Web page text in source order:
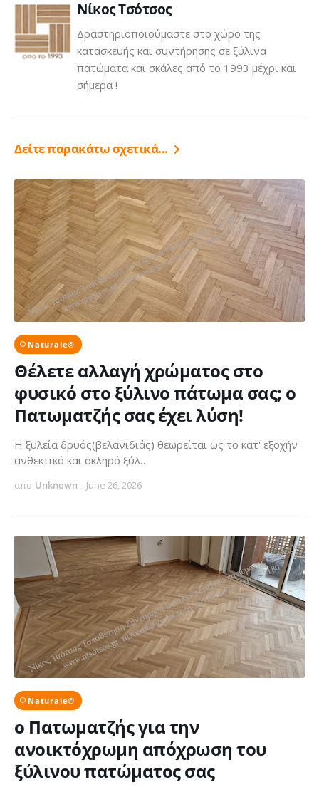
Νίκος Τσότσος
Δραστηριοποιούμαστε στο χώρο της
κατασκευής και συντήρησης σε ξύλινα
πατώματα και σκάλες από το 1993 μέχρι και
σήμερα !
Δείτε παρακάτω σχετικά...
Naturale©
Θέλετε αλλαγή χρώματος στο
φυσικό στο ξύλινο πάτωμα σας; ο
Πατωματζής σας έχει λύση!
Η ξυλεία δρυός(βελανιδιάς) θεωρείται ως το κατ' εξοχήν
ανθεκτικό και σκληρό ξύλ…
απο Unknown - June 26, 2026
Naturale©
ο Πατωματζής για την
ανοικτόχρωμη απόχρωση του
ξύλινου πατώματος σας